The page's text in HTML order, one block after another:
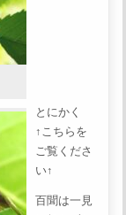
とにかく
↑こちらを
ご覧くださ
い↑
百聞は一見